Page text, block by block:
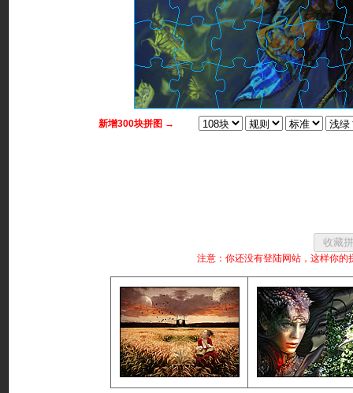
新增300块拼图 →
注意：你还没有登陆网站，这样你